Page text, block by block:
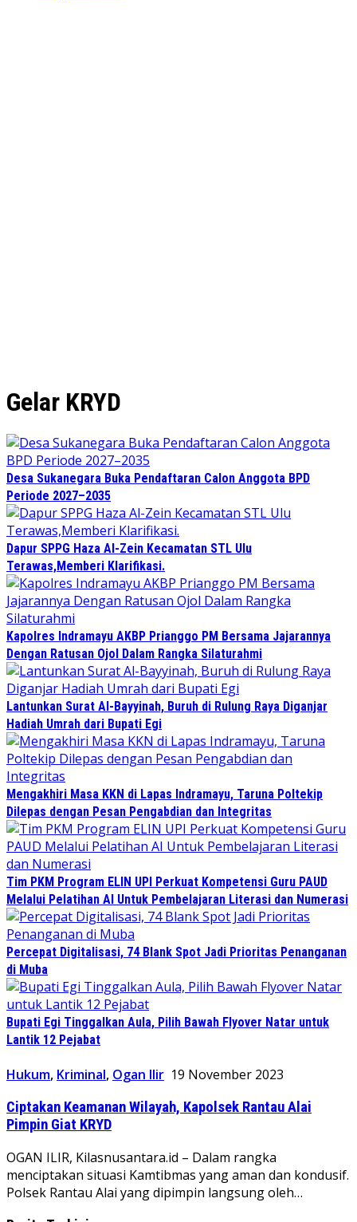
Gelar KRYD
Desa Sukanegara Buka Pendaftaran Calon Anggota BPD
Periode 2027–2035
Dapur SPPG Haza Al-Zein Kecamatan STL Ulu
Terawas,Memberi Klarifikasi.
Kapolres Indramayu AKBP Prianggo PM Bersama Jajarannya
Dengan Ratusan Ojol Dalam Rangka Silaturahmi
Lantunkan Surat Al-Bayyinah, Buruh di Rulung Raya Diganjar
Hadiah Umrah dari Bupati Egi
Mengakhiri Masa KKN di Lapas Indramayu, Taruna Poltekip
Dilepas dengan Pesan Pengabdian dan Integritas
Tim PKM Program ELIN UPI Perkuat Kompetensi Guru PAUD
Melalui Pelatihan AI Untuk Pembelajaran Literasi dan Numerasi
Percepat Digitalisasi, 74 Blank Spot Jadi Prioritas Penanganan
di Muba
Bupati Egi Tinggalkan Aula, Pilih Bawah Flyover Natar untuk
Lantik 12 Pejabat
Hukum, Kriminal, Ogan Ilir 19 November 2023
Ciptakan Keamanan Wilayah, Kapolsek Rantau Alai
Pimpin Giat KRYD
OGAN ILIR, Kilasnusantara.id – Dalam rangka
menciptakan situasi Kamtibmas yang aman dan kondusif.
Polsek Rantau Alai yang dipimpin langsung oleh…